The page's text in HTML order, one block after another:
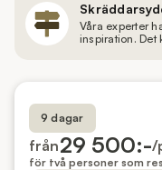
Våra experter
inspiration. Det
9 dagar
från29 500:-/
för två personer som